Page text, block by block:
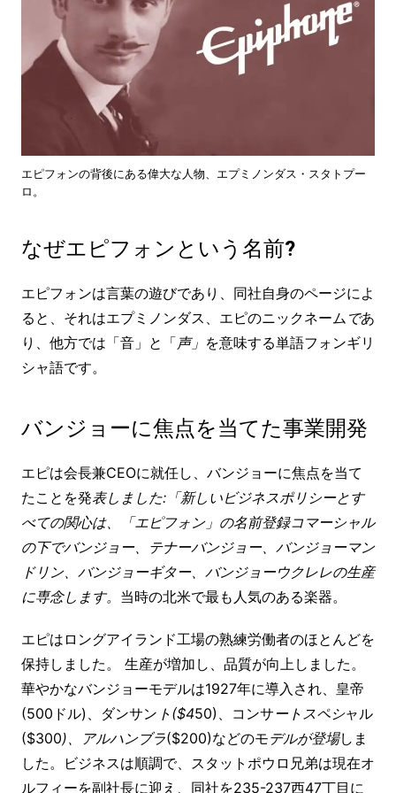
エピフォンの背後にある偉大な人物、エプミノンダス・スタトプー
ロ。
なぜエピフォンという名前?
エピフォンは言葉の遊びであり、同社自身のページによ
ると、それはエプミノンダス、エピのニックネーム であ
り、他方では「音」と「声」 を意味する単語フォンギリ
シャ語です。
バンジョーに焦点を当てた事業開発
エピは会長兼CEOに就任し、バンジョーに焦点を当て
たことを発表しました:「新しいビジネスポリシーとす
べての関心は、「エピフォン」の名前登録コマーシャル
の下でバンジョー、テナーバンジョー、バンジョーマン
ドリン、バンジョーギター、バンジョーウクレレの生産
に専念します。 当時の北米で最も人気のある楽器。
エピはロングアイランド工場の熟練労働者のほとんどを
保持しました。 生産が増加し、品質が向上しました。
華やかなバンジョーモデルは1927年に導入され、皇帝
(500ドル)、ダンサン ト($450)、コンサートスペシャル
($300)、アルハンブラ($200)などのモデルが登場しま
した。ビジネスは順調で、スタットポウロ兄弟は現在オ
ルフィーを副社長に迎え、同社を235-237西47丁目に